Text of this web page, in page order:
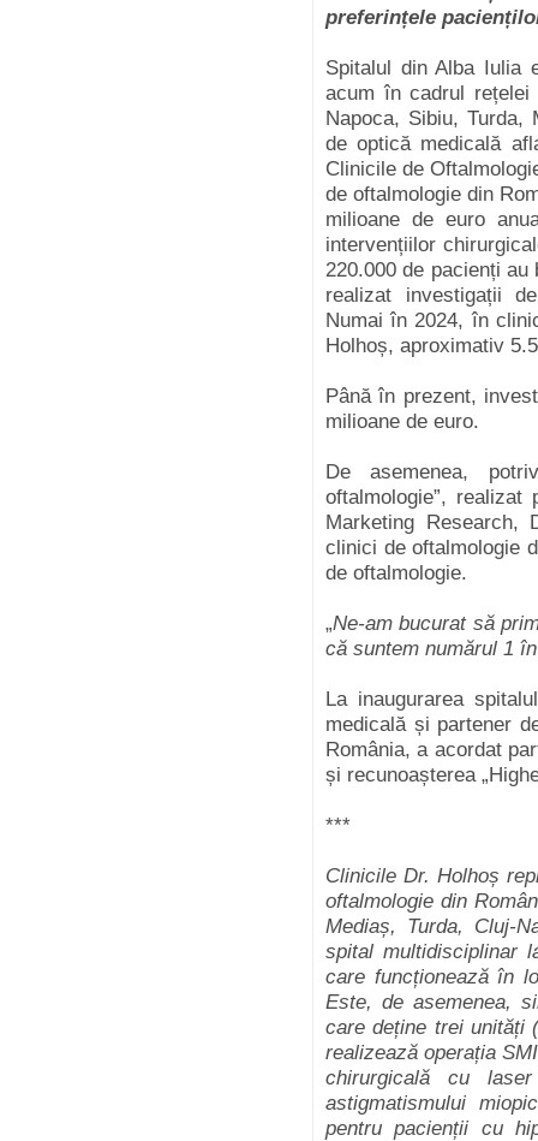
preferințele
Spitalul din Alba Iulia
acum în cadrul
Napoca, Sibiu, Turda,
de optică medicală
Clinicile de
de oftalmologie din
milioane de euro
intervențiilor
220.000 de pacienți
realizat investigații
Numai în 2024, în
Holhoș, aproximativ
Până în prezent,
milioane de euro.
De asemenea,
oftalmologie”,
Marketing Research,
clinici de oftalmologie
de oftalmologie.
„Ne-am bucurat să
că suntem numărul 1
La inaugurarea
medicală și partener
România, a acordat
și recunoașterea
***
Clinicile Dr. Holhoș
oftalmologie din
Mediaș, Turda, Cluj-
spital multidisciplinar
care funcționează în
Este, de asemenea,
care deține trei unități
realizează operația
chirurgicală cu
astigmatismului
pentru pacienții cu